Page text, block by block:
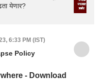
येणार?
6:33 PM (IST)
Policy
- Download